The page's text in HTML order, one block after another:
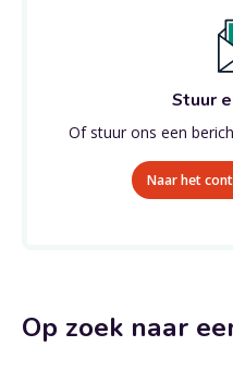
Stuur
Of stuur ons een
Naar het
Op zoek naar